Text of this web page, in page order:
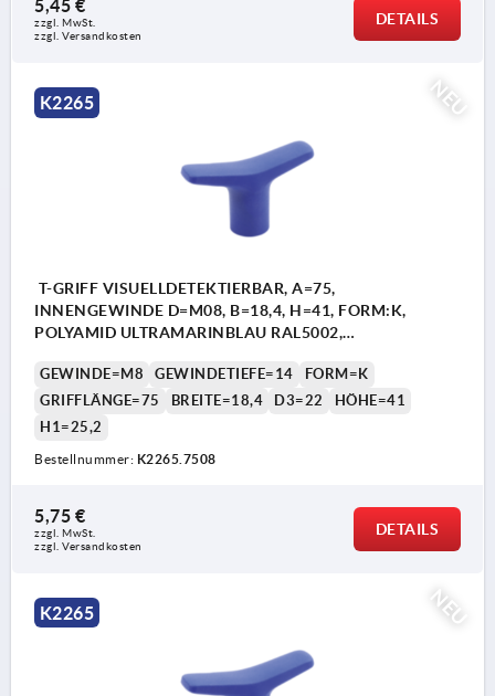
5,45 €
zzgl. MwSt.
zzgl. Versandkosten
DETAILS
NEU
K2265
T-GRIFF VISUELLDETEKTIERBAR, A=75,
INNENGEWINDE D=M08, B=18,4, H=41, FORM:K,
POLYAMID ULTRAMARINBLAU RAL5002,
GEWINDE=M8 GEWINDETIEFE=14
FORM=K
GRIFFLÄNGE=75
BREITE=18,4 D3=22
HÖHE=41
H1=25,2
Bestellnummer: K2265.7508
5,75 €
zzgl. MwSt.
zzgl. Versandkosten
DETAILS
NEU
K2265